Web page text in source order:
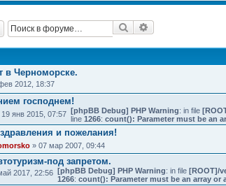
Поиск
в Черноморске.
2012, 18:37
господнем!
19 янв 2015, 07:57 [phpBB Debug] PHP Warning: in file
line 1266: count(): Parameter must be an
и пожелания!
» 07 мар 2007, 09:44
под запретом.
2017, 22:56 [phpBB Debug] PHP Warning: in file [ROOT]/
1266: count(): Parameter must be an array